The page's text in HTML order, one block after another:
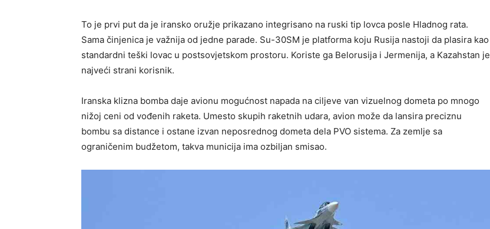
To je prvi put da je iransko oružje prikazano integrisano na ruski tip lovca posle Hladnog rata.
Sama činjenica je važnija od jedne parade. Su-30SM je platforma koju Rusija nastoji da plasira kao
standardni teški lovac u postsovjetskom prostoru. Koriste ga Belorusija i Jermenija, a Kazahstan je
najveći strani korisnik.
Iranska klizna bomba daje avionu mogućnost napada na ciljeve van vizuelnog dometa po mnogo
nižoj ceni od vođenih raketa. Umesto skupih raketnih udara, avion može da lansira preciznu
bombu sa distance i ostane izvan neposrednog dometa dela PVO sistema. Za zemlje sa
ograničenim budžetom, takva municija ima ozbiljan smisao.